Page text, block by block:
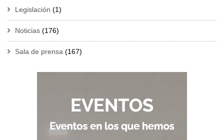
Legislación (1)
Noticias (176)
Sala de prensa (167)